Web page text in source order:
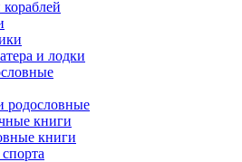
и лодки
родословные
книги
книги